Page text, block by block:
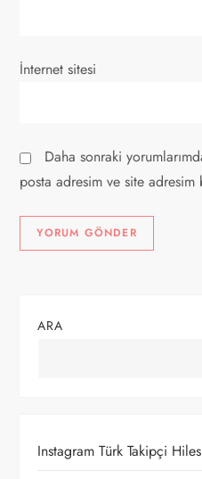
İnternet sitesi
Daha sonraki
posta adresim ve site adresim
ARA
Instagram Türk Takipçi